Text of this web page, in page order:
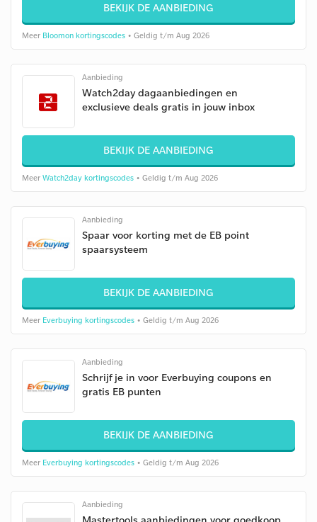
BEKIJK DE AANBIEDING
Meer Bloomon kortingscodes • Geldig t/m Aug 2026
Aanbieding
Watch2day dagaanbiedingen en
exclusieve deals gratis in jouw inbox
BEKIJK DE AANBIEDING
Meer Watch2day kortingscodes • Geldig t/m Aug 2026
Aanbieding
Spaar voor korting met de EB point
spaarsysteem
BEKIJK DE AANBIEDING
Meer Everbuying kortingscodes • Geldig t/m Aug 2026
Aanbieding
Schrijf je in voor Everbuying coupons en
gratis EB punten
BEKIJK DE AANBIEDING
Meer Everbuying kortingscodes • Geldig t/m Aug 2026
Aanbieding